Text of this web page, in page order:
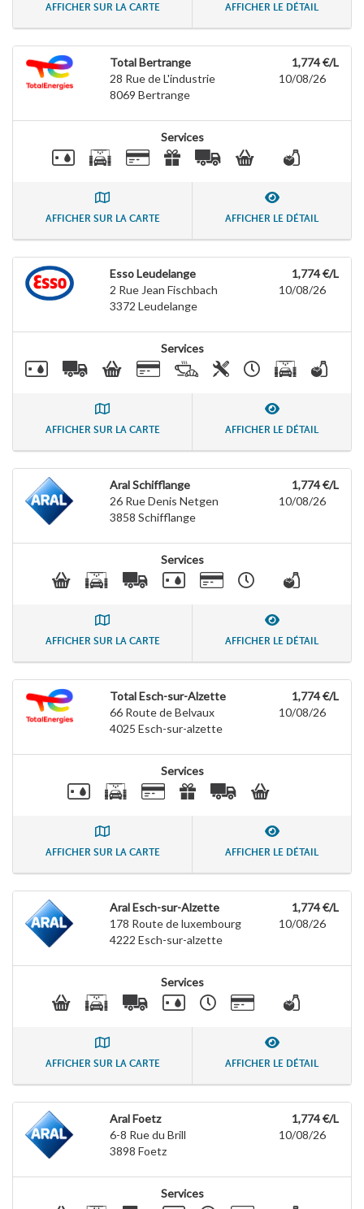
AFFICHER SUR LA CARTE AFFICHER LE DÉTAIL
Total Bertrange
28 Rue de L'industrie
8069 Bertrange
1,774 €/L
10/08/26
Services
AFFICHER SUR LA CARTE AFFICHER LE DÉTAIL
Esso Leudelange
2 Rue Jean Fischbach
3372 Leudelange
1,774 €/L
10/08/26
Services
AFFICHER SUR LA CARTE AFFICHER LE DÉTAIL
Aral Schifflange
26 Rue Denis Netgen
3858 Schifflange
1,774 €/L
10/08/26
Services
AFFICHER SUR LA CARTE AFFICHER LE DÉTAIL
Total Esch-sur-Alzette
66 Route de Belvaux
4025 Esch-sur-alzette
1,774 €/L
10/08/26
Services
AFFICHER SUR LA CARTE AFFICHER LE DÉTAIL
Aral Esch-sur-Alzette
178 Route de luxembourg
4222 Esch-sur-alzette
1,774 €/L
10/08/26
Services
AFFICHER SUR LA CARTE AFFICHER LE DÉTAIL
Aral Foetz
6-8 Rue du Brill
3898 Foetz
1,774 €/L
10/08/26
Services